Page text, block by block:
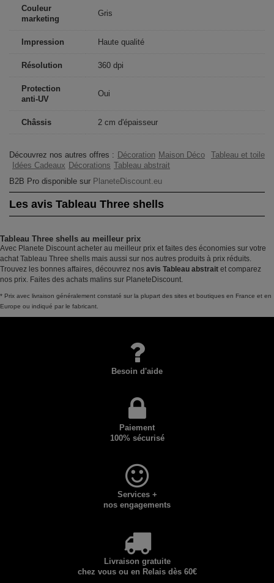
Couleur
marketing
Gris
Impression Haute qualité
Résolution 360 dpi
Protection
anti-UV
Oui
Châssis 2 cm d'épaisseur
Découvrez nos autres offres : Décoration Maison Déco
Tableau et toile
Idées Cadeaux Décorations Tableau abstrait
B2B Pro disponible sur PlaneteDiscount.eu
Les avis Tableau Three shells
Tableau Three shells au meilleur prix
Avec Planete Discount acheter au meilleur prix et faites des économies sur votre
achat Tableau Three shells mais aussi sur nos autres produits à prix réduits.
Trouvez les bonnes affaires, découvrez nos avis Tableau abstrait et comparez
nos prix. Faites des achats malins sur PlaneteDiscount.
* Prix avec livraison généralement constaté sur la plupart des sites et boutiques en France et en
Europe ou indiqué par le fabricant.
Besoin d'aide
Paiement
100% sécurisé
Services +
nos engagements
Livraison gratuite
chez vous ou en Relais dès 60€